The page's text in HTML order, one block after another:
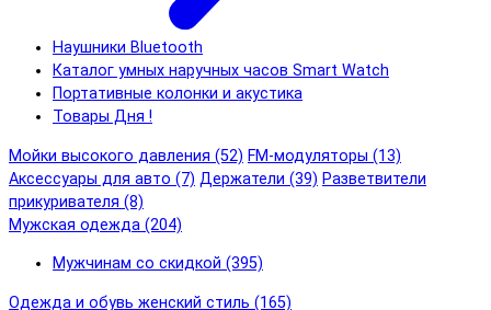
Наушники Bluetooth
Каталог умных наручных часов Smart Watch
Портативные колонки и акустика
Товары Дня !
Мойки высокого давления (52) FM-модуляторы (13)
Аксессуары для авто (7) Держатели (39) Разветвители
прикуривателя (8)
Мужская одежда (204)
Мужчинам со скидкой (395)
Одежда и обувь женский стиль (165)